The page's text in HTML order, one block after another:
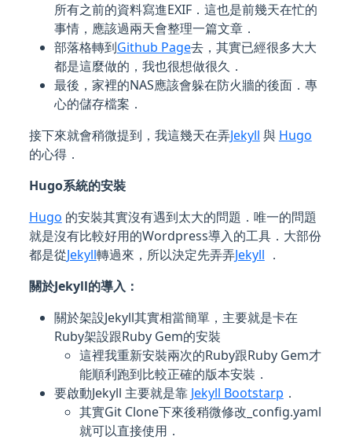
所有之前的資料寫進EXIF．這也是前幾天在忙的
事情，應該過兩天會整理一篇文章．
部落格轉到Github Page去，其實已經很多大大
都是這麼做的，我也很想做很久．
最後，家裡的NAS應該會躲在防火牆的後面．專
心的儲存檔案．
接下來就會稍微提到，我這幾天在弄Jekyll 與 Hugo
的心得．
Hugo系統的安裝
Hugo 的安裝其實沒有遇到太大的問題．唯一的問題
就是沒有比較好用的Wordpress導入的工具．大部份
都是從Jekyll轉過來，所以決定先弄弄Jekyll ．
關於Jekyll的導入：
關於架設Jekyll其實相當簡單，主要就是卡在
Ruby架設跟Ruby Gem的安裝
這裡我重新安裝兩次的Ruby跟Ruby Gem才
能順利跑到比較正確的版本安裝．
要啟動Jekyll 主要就是靠 Jekyll Bootstarp ．
其實Git Clone下來後稍微修改_config.yaml
就可以直接使用．